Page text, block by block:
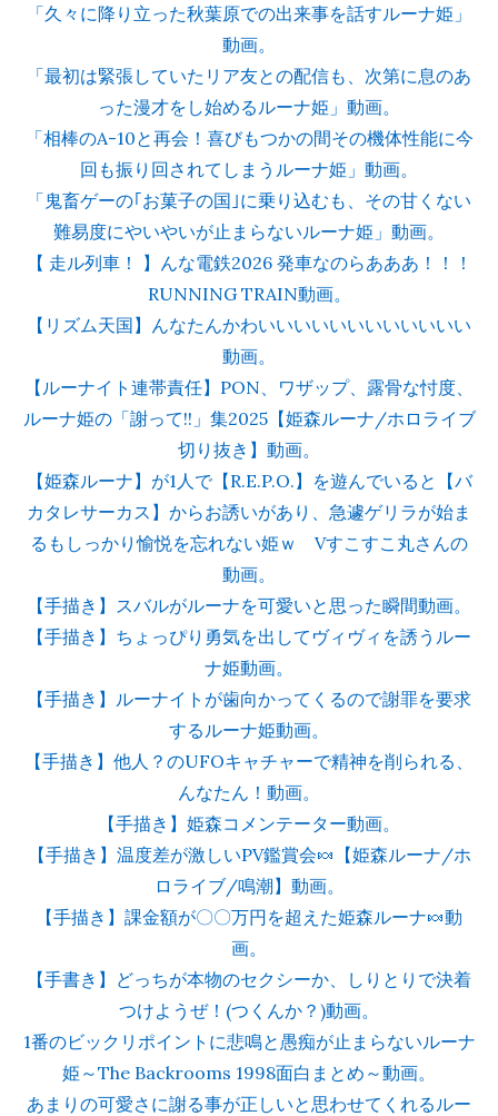
「久々に降り立った秋葉原での出来事を話すルーナ姫」
動画。
「最初は緊張していたリア友との配信も、次第に息のあ
った漫才をし始めるルーナ姫」動画。
「相棒のA-10と再会！喜びもつかの間その機体性能に今
回も振り回されてしまうルーナ姫」動画。
「鬼畜ゲーの｢お菓子の国｣に乗り込むも、その甘くない
難易度にやいやいが止まらないルーナ姫」動画。
【 走ル列車！ 】んな電鉄2026 発車なのらあああ！！！
RUNNING TRAIN動画。
【リズム天国】んなたんかわいいいいいいいいいいいい
動画。
【ルーナイト連帯責任】PON、ワザップ、露骨な忖度、
ルーナ姫の「謝って!!」集2025【姫森ルーナ/ホロライブ
切り抜き】動画。
【姫森ルーナ】が1人で【R.E.P.O.】を遊んでいると【バ
カタレサーカス】からお誘いがあり、急遽ゲリラが始ま
るもしっかり愉悦を忘れない姫ｗ Vすこすこ丸さんの
動画。
【手描き】スバルがルーナを可愛いと思った瞬間動画。
【手描き】ちょっぴり勇気を出してヴィヴィを誘うルー
ナ姫動画。
【手描き】ルーナイトが歯向かってくるので謝罪を要求
するルーナ姫動画。
【手描き】他人？のUFOキャチャーで精神を削られる、
んなたん！動画。
【手描き】姫森コメンテーター動画。
【手描き】温度差が激しいPV鑑賞会🍬【姫森ルーナ/ホ
ロライブ/鳴潮】動画。
【手描き】課金額が〇〇万円を超えた姫森ルーナ🍬動
画。
【手書き】どっちが本物のセクシーか、しりとりで決着
つけようぜ！(つくんか？)動画。
1番のビックリポイントに悲鳴と愚痴が止まらないルーナ
姫～The Backrooms 1998面白まとめ～動画。
あまりの可愛さに謝る事が正しいと思わせてくれるルー